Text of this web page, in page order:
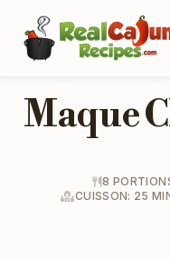
Maque
8
CUISSON: 25